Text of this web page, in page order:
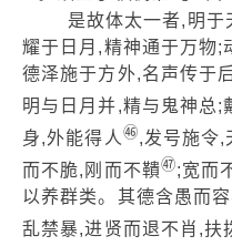
是故体太一者,明于天
耀于日月,精神通于万物;
德泽施于方外,名声传于
明与日月并,精与鬼神总;
身,外能得人 ㊻,发号施令,
而不脆,刚而不鞼㊼;宽而
以养群类。其德含愚而
乱禁暴,进贤而退不肖,扶